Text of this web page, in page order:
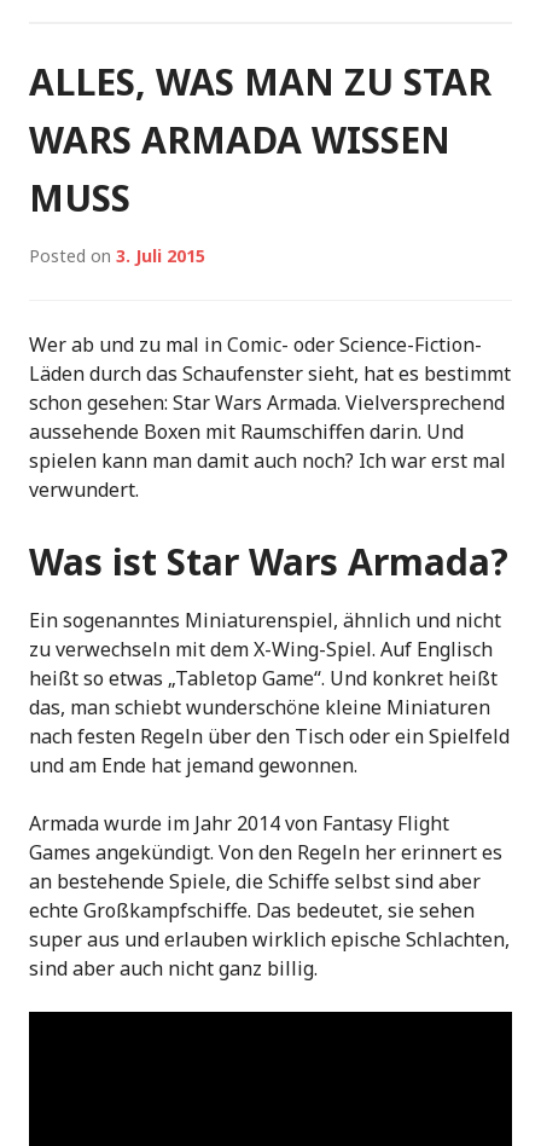
ALLES, WAS MAN ZU STAR
WARS ARMADA WISSEN
MUSS
Posted on 3. Juli 2015
Wer ab und zu mal in Comic- oder Science-Fiction-
Läden durch das Schaufenster sieht, hat es bestimmt
schon gesehen: Star Wars Armada. Vielversprechend
aussehende Boxen mit Raumschiffen darin. Und
spielen kann man damit auch noch? Ich war erst mal
verwundert.
Was ist Star Wars Armada?
Ein sogenanntes Miniaturenspiel, ähnlich und nicht
zu verwechseln mit dem X-Wing-Spiel. Auf Englisch
heißt so etwas „Tabletop Game“. Und konkret heißt
das, man schiebt wunderschöne kleine Miniaturen
nach festen Regeln über den Tisch oder ein Spielfeld
und am Ende hat jemand gewonnen.
Armada wurde im Jahr 2014 von Fantasy Flight
Games angekündigt. Von den Regeln her erinnert es
an bestehende Spiele, die Schiffe selbst sind aber
echte Großkampfschiffe. Das bedeutet, sie sehen
super aus und erlauben wirklich epische Schlachten,
sind aber auch nicht ganz billig.